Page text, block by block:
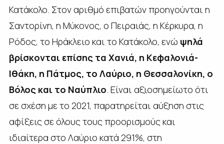
Κατάκολο. Στον αριθμό επιβατών προηγούνται η
Σαντορίνη, η Μύκονος, ο Πειραιάς, η Κέρκυρα, η
Ρόδος, το Ηράκλειο και το Κατάκολο, ενώ ψηλά
βρίσκονται επίσης τα Χανιά, η Κεφαλονιά-
Ιθάκη, η Πάτμος, το Λαύριο, η Θεσσαλονίκη, ο
Βόλος και το Ναύπλιο. Είναι αξιοσημείωτο ότι
σε σχέση με το 2021, παρατηρείται αύξηση στις
αφίξεις σε όλους τους προορισμούς και
ιδιαίτερα στο Λαύριο κατά 291%, στη